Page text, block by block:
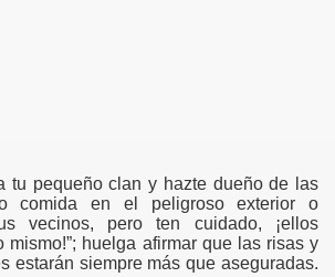
tu pequeño clan y hazte dueño de las
comida en el peligroso exterior o
vecinos, pero ten cuidado, ¡ellos
mismo!”; huelga afirmar que las risas y
estarán siempre más que aseguradas.